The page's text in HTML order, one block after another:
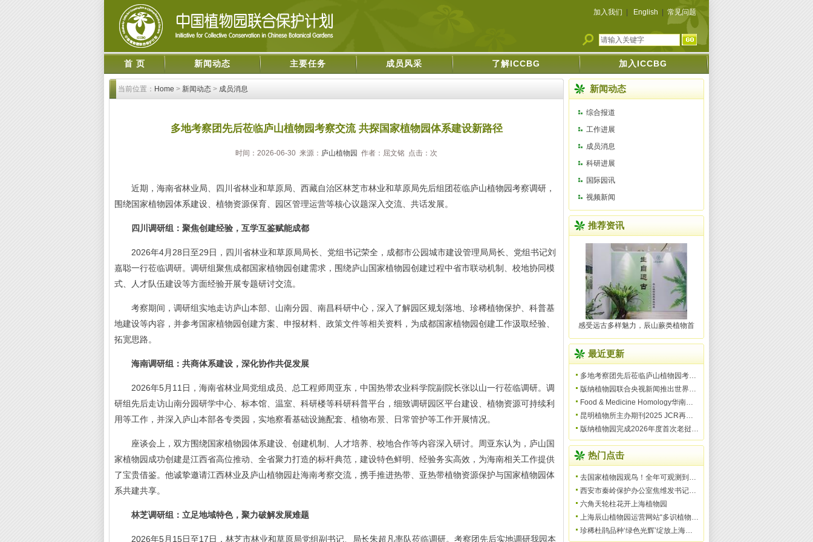
加入我们 English 常见问题
首 页 新闻动态 主要任务 成员风采 了解ICCBG 加入ICCBG
当前位置： Home > 新闻动态 > 成员消息
多地考察团先后莅临庐山植物园考察交流 共探国家植物园体系建设新路径
时间：2026-06-30 来源： 庐山植物园 作者：屈文铭 点击： 次
近期，海南省林业局、四川省林业和草原局、西藏自治区林芝市林业和草原局先后组团莅临庐山植物园考察调研，
围绕国家植物园体系建设、植物资源保育、园区管理运营等核心议题深入交流、共话发展。
四川调研组：聚焦创建经验，互学互鉴赋能成都
2026年4月28日至29日，四川省林业和草原局局长、党组书记荣全，成都市公园城市建设管理局局长、党组书记刘
嘉聪一行莅临调研。调研组聚焦成都国家植物园创建需求，围绕庐山国家植物园创建过程中省市联动机制、校地协同模
式、人才队伍建设等方面经验开展专题研讨交流。
考察期间，调研组实地走访庐山本部、山南分园、南昌科研中心，深入了解园区规划落地、珍稀植物保护、科普基
地建设等内容，并参考国家植物园创建方案、申报材料、政策文件等相关资料，为成都国家植物园创建工作汲取经验、
拓宽思路。
海南调研组：共商体系建设，深化协作共促发展
2026年5月11日，海南省林业局党组成员、总工程师周亚东，中国热带农业科学院副院长张以山一行莅临调研。调
研组先后走访山南分园研学中心、标本馆、温室、科研楼等科研科普平台，细致调研园区平台建设、植物资源可持续利
用等工作，并深入庐山本部各专类园，实地察看基础设施配套、植物布景、日常管护等工作开展情况。
座谈会上，双方围绕国家植物园体系建设、创建机制、人才培养、校地合作等内容深入研讨。周亚东认为，庐山国
家植物园成功创建是江西省高位推动、全省聚力打造的标杆典范，建设特色鲜明、经验务实高效，为海南相关工作提供
了宝贵借鉴。他诚挚邀请江西林业及庐山植物园赴海南考察交流，携手推进热带、亚热带植物资源保护与国家植物园体
系共建共享。
林芝调研组：立足地域特色，聚力破解发展难题
2026年5月15日至17日，林芝市林业和草原局党组副书记、局长朱超凡率队莅临调研。考察团先后实地调研我园本
新闻动态
综合报道
工作进展
成员消息
科研进展
国际园讯
视频新闻
推荐资讯
感受远古多样魅力，辰山蕨类植物首
最近更新
多地考察团先后莅临庐山植物园考察交流 共探国家植物园
版纳植物园联合央视新闻推出世界雨林日直播活动
Food & Medicine Homology华南地区编委会暨药食同源学术
昆明植物所主办期刊2025 JCR再创佳绩
版纳植物园完成2026年度首次老挝生物多样性考察
热门点击
去国家植物园观鸟！全年可观测到200多种
西安市秦岭保护办公室焦维发书记调研秦岭国家植物园
六角天轮柱花开上海植物园
上海辰山植物园运营网站“多识植物百科”迎来试运营一周
珍稀杜鹃品种‘绿色光辉’绽放上海植物园